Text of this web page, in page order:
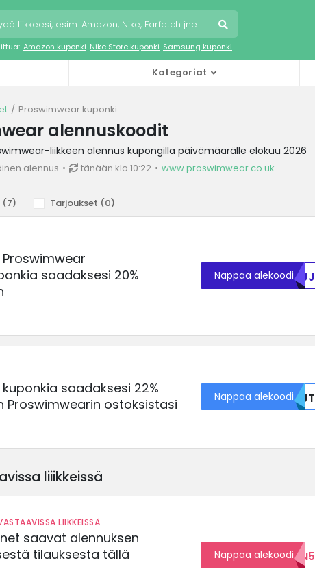
Amazon kuponki Nike Store kuponki Samsung kuponki
Kategoriat
Proswimwear kuponki
alennuskoodit
liikkeen alennus kupongilla päivämäärälle elokuu 2026
alennus tänään klo 10:22 www.proswimwear.co.uk
(7) Tarjoukset (0)
saadaksesi 20%
Nappaa alekoodiMDJJ
saadaksesi 22%
Proswimwearin ostoksistasi
Nappaa alekoodiMJJT
liiikkeissä
LIIKKEISSÄ
saavat alennuksen
tilauksesta tällä
Nappaa alekoodi
ALENNUKSEN5